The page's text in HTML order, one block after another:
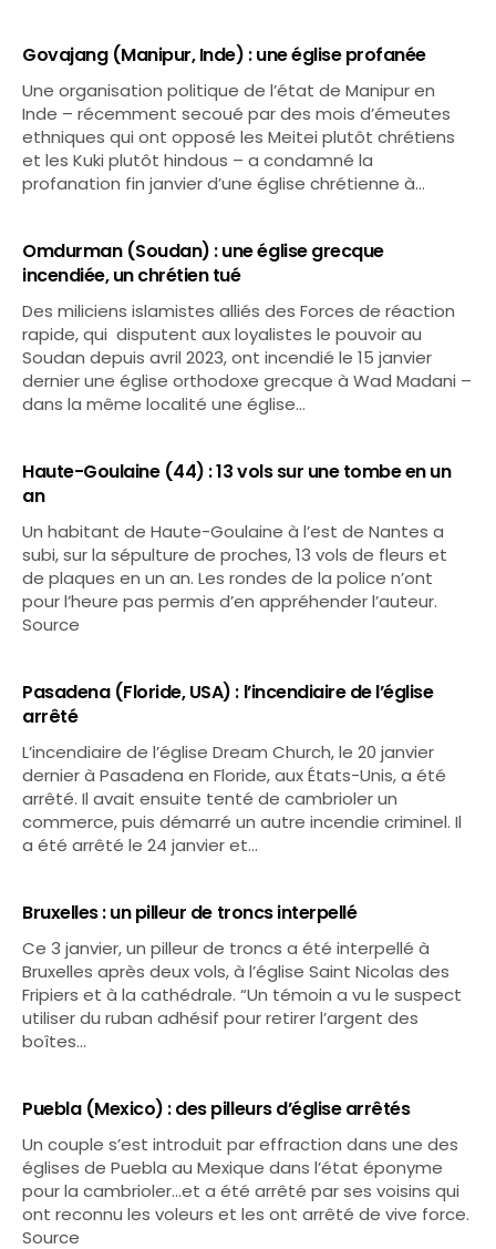
Govajang (Manipur, Inde) : une église profanée
Une organisation politique de l’état de Manipur en
Inde – récemment secoué par des mois d’émeutes
ethniques qui ont opposé les Meitei plutôt chrétiens
et les Kuki plutôt hindous – a condamné la
profanation fin janvier d’une église chrétienne à…
Omdurman (Soudan) : une église grecque
incendiée, un chrétien tué
Des miliciens islamistes alliés des Forces de réaction
rapide, qui disputent aux loyalistes le pouvoir au
Soudan depuis avril 2023, ont incendié le 15 janvier
dernier une église orthodoxe grecque à Wad Madani –
dans la même localité une église…
Haute-Goulaine (44) : 13 vols sur une tombe en un
an
Un habitant de Haute-Goulaine à l’est de Nantes a
subi, sur la sépulture de proches, 13 vols de fleurs et
de plaques en un an. Les rondes de la police n’ont
pour l’heure pas permis d’en appréhender l’auteur.
Source
Pasadena (Floride, USA) : l’incendiaire de l’église
arrêté
L’incendiaire de l’église Dream Church, le 20 janvier
dernier à Pasadena en Floride, aux États-Unis, a été
arrêté. Il avait ensuite tenté de cambrioler un
commerce, puis démarré un autre incendie criminel. Il
a été arrêté le 24 janvier et…
Bruxelles : un pilleur de troncs interpellé
Ce 3 janvier, un pilleur de troncs a été interpellé à
Bruxelles après deux vols, à l’église Saint Nicolas des
Fripiers et à la cathédrale. “Un témoin a vu le suspect
utiliser du ruban adhésif pour retirer l’argent des
boîtes…
Puebla (Mexico) : des pilleurs d’église arrêtés
Un couple s’est introduit par effraction dans une des
églises de Puebla au Mexique dans l’état éponyme
pour la cambrioler…et a été arrêté par ses voisins qui
ont reconnu les voleurs et les ont arrêté de vive force.
Source